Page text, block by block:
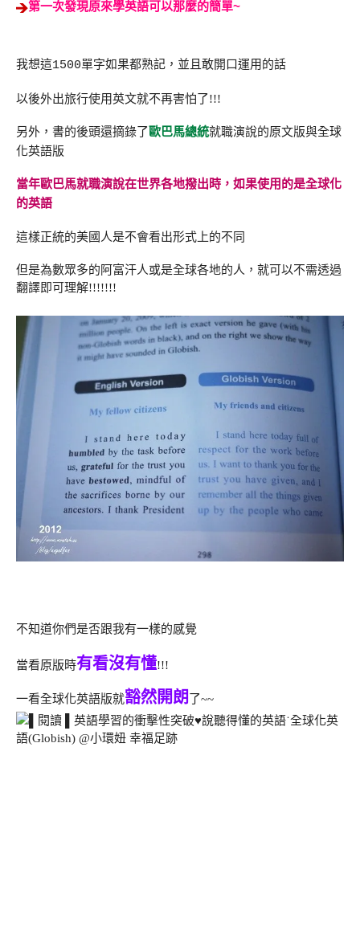
第一次發現原來學英語可以那麼的簡單~
我想這1500單字如果都熟記，並且敢開口運用的話
以後外出旅行使用英文就不再害怕了!!!
另外，書的後頭還摘錄了歐巴馬總統就職演說的原文版與全球
化英語版
當年歐巴馬就職演說在世界各地撥出時，如果使用的是全球化
的英語
這樣正統的美國人是不會看出形式上的不同
但是為數眾多的阿富汗人或是全球各地的人，就可以不需透過
翻譯即可理解!!!!!!!
不知道你們是否跟我有一樣的感覺
當看原版時有看沒有懂!!!
一看全球化英語版就豁然開朗 了~~